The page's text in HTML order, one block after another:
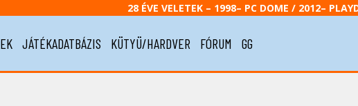
28 ÉVE VELETEK – 1998– PC DOME / 2012–
JÁTÉKADATBÁZIS KÜTYÜ/HARDVER FÓRUM GG